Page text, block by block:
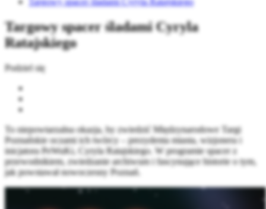
Targowy spacer śladami Cyryla
Ratajskiego
Podziel się
To niepowtarzalna okazja, by zwiedzić Międzynarodowe Targi
Poznańskie oczami ich twórcy – prezydenta miasta, wizjonera i
inicjatora PeWuKi, Cyryla Ratajskiego. W programie spacer z
przewodnikiem, zwiedzanie archiwum i fascynujące historie o tym,
jak powstawał nowoczesny Poznań.